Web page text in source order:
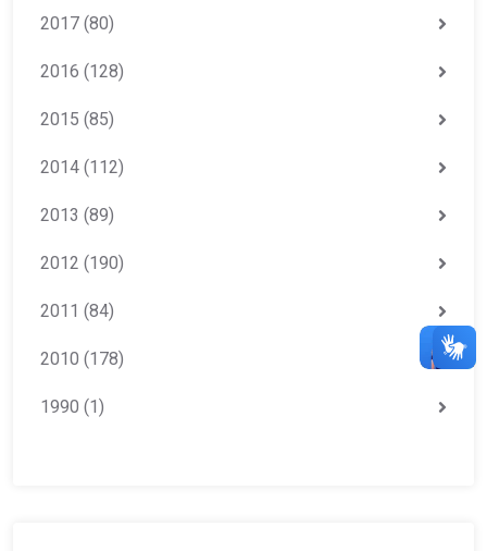
2017 (80)
2016 (128)
2015 (85)
2014 (112)
2013 (89)
2012 (190)
2011 (84)
2010 (178)
1990 (1)